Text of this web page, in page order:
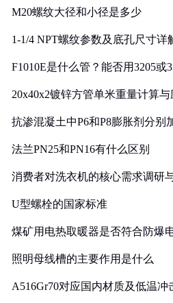
M20螺纹大径和小径是多少
1-1/4 NPT螺纹参数及底孔尺寸详
F1010E是什么管？能否用3205或
20x40x2镀锌方管单米重量计算
抗渗混凝土中P6和P8膨胀剂分别
法兰PN25和PN16有什么区别
消费者对洗衣机的核心需求调研
U型螺栓的国家标准
煤矿用电热取暖器是否符合防爆
照明母线槽的主要作用是什么
A516Gr70对应国内材质及低温冲